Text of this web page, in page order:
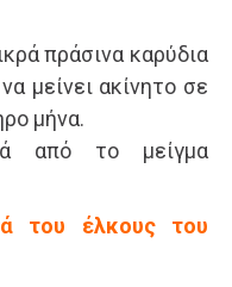
πράσινα καρύδια
μείνει ακίνητο σε
μήνα.
από το μείγμα
του έλκους του